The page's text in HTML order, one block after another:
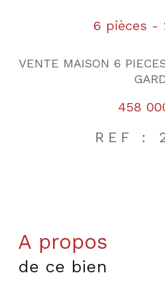
6 pièces -
VENTE MAISON 6
458
REF :
a propos
de ce bien